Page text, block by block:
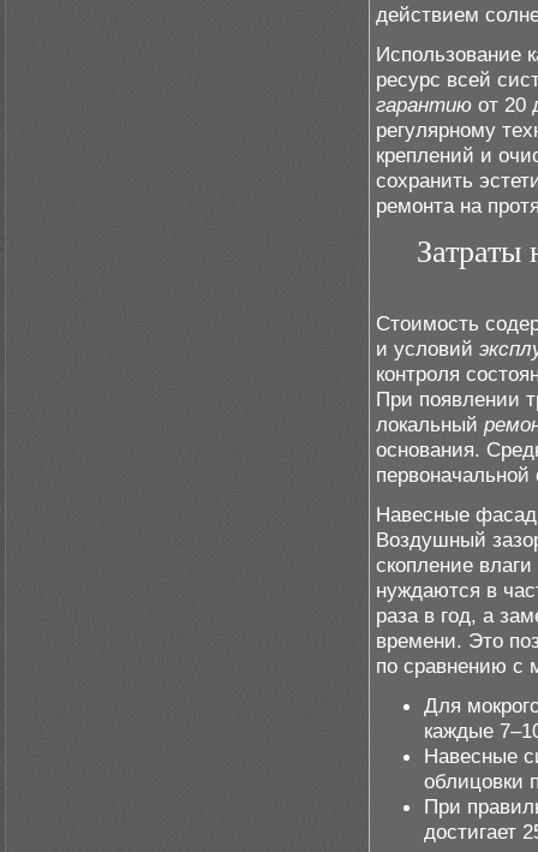
действием
Использование
ресурс всей
гарантию от 20
регулярному
креплений и
сохранить
ремонта на
Затраты
Стоимость
и условий
контроля
При появлении
локальный
основания.
Навесные
Воздушный
скопление
нуждаются в
раза в год, а
времени. Это
по сравнению с
Для
каждые
Навесные
облицовки
При
достигает